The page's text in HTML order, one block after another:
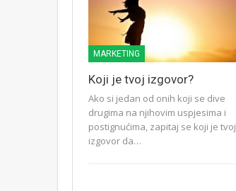
MARKETING
Koji je tvoj izgovor?
Ako si jedan od onih koji se dive
drugima na njihovim uspjesima i
postignućima, zapitaj se koji je tvoj
izgovor da…